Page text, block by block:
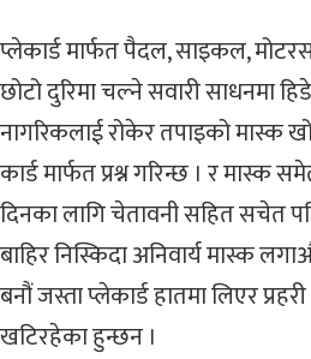
प्लेकार्ड मार्फत पैदल, साइकल,
छोटो दुरिमा चल्ने सवारी साधनमा
नागरिकलाई रोकेर तपाइको मास्क
कार्ड मार्फत प्रश्न गरिन्छ । र मास्क
दिनका लागि चेतावनी सहित सचेत
बाहिर निस्किदा अनिवार्य मास्क
बनौं जस्ता प्लेकार्ड हातमा लिएर
खटिरहेका हुन्छन ।